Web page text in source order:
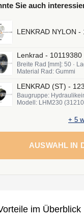
Sie auch
LENKRAD NYLON -
Lenkrad - 10119380
Breite Rad [mm]: 50 ·
Material Rad: Gummi
LENKRAD (ST) -
Baugruppe:
Modell: LHM230
+ 5
AUSWAHL IN
im Überblick